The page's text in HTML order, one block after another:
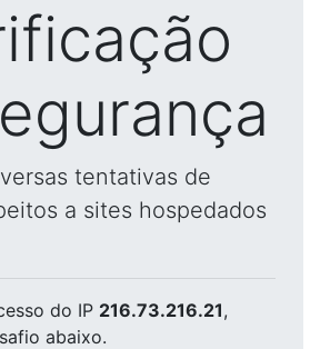
tentativas de
a sites hospedados
do IP 216.73.216.21,
abaixo.